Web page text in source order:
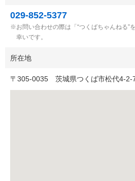
029-852-5377
お問い合わせの際は「“つくばちゃんねる”
幸いです。
所在地
〒 305-0035 茨城県つくば市松代4-2-